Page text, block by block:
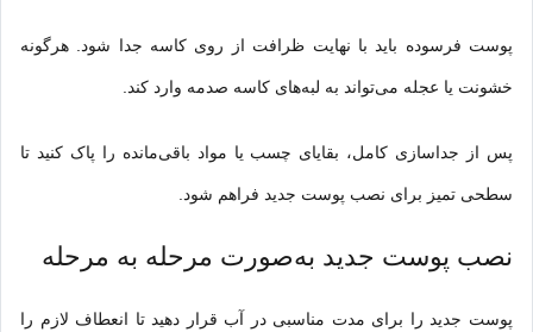
پوست فرسوده باید با نهایت ظرافت از روی کاسه جدا شود. هرگونه
خشونت یا عجله می‌تواند به لبه‌های کاسه صدمه وارد کند.
پس از جداسازی کامل، بقایای چسب یا مواد باقی‌مانده را پاک کنید تا
سطحی تمیز برای نصب پوست جدید فراهم شود.
نصب پوست جدید به‌صورت مرحله به مرحله
پوست جدید را برای مدت مناسبی در آب قرار دهید تا انعطاف لازم را